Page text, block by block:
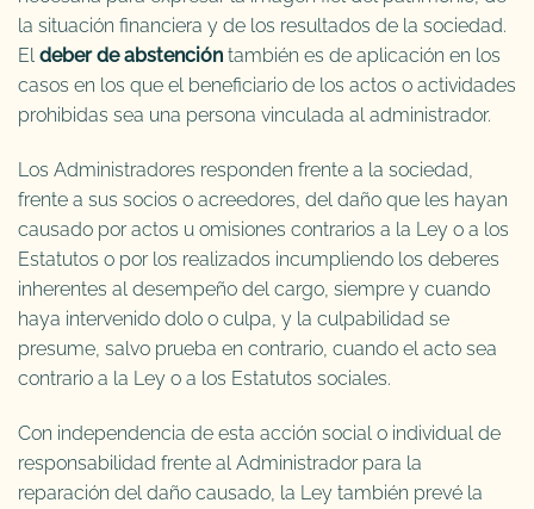
la situación financiera y de los resultados de la sociedad.
El deber de abstención también es de aplicación en los
casos en los que el beneficiario de los actos o actividades
prohibidas sea una persona vinculada al administrador.
Los Administradores responden frente a la sociedad,
frente a sus socios o acreedores, del daño que les hayan
causado por actos u omisiones contrarios a la Ley o a los
Estatutos o por los realizados incumpliendo los deberes
inherentes al desempeño del cargo, siempre y cuando
haya intervenido dolo o culpa, y la culpabilidad se
presume, salvo prueba en contrario, cuando el acto sea
contrario a la Ley o a los Estatutos sociales.
Con independencia de esta acción social o individual de
responsabilidad frente al Administrador para la
reparación del daño causado, la Ley también prevé la